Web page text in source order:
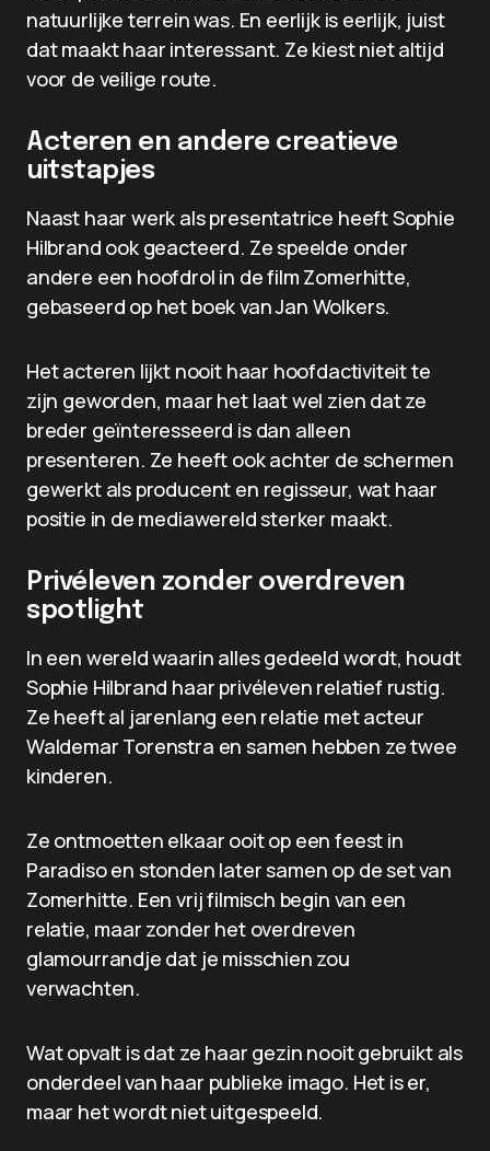
natuurlijke terrein was. En eerlijk is eerlijk, juist
dat maakt haar interessant. Ze kiest niet altijd
voor de veilige route.
Acteren en andere creatieve
uitstapjes
Naast haar werk als presentatrice heeft Sophie
Hilbrand ook geacteerd. Ze speelde onder
andere een hoofdrol in de film Zomerhitte,
gebaseerd op het boek van Jan Wolkers.
Het acteren lijkt nooit haar hoofdactiviteit te
zijn geworden, maar het laat wel zien dat ze
breder geïnteresseerd is dan alleen
presenteren. Ze heeft ook achter de schermen
gewerkt als producent en regisseur, wat haar
positie in de mediawereld sterker maakt.
Privéleven zonder overdreven
spotlight
In een wereld waarin alles gedeeld wordt, houdt
Sophie Hilbrand haar privéleven relatief rustig.
Ze heeft al jarenlang een relatie met acteur
Waldemar Torenstra en samen hebben ze twee
kinderen.
Ze ontmoetten elkaar ooit op een feest in
Paradiso en stonden later samen op de set van
Zomerhitte. Een vrij filmisch begin van een
relatie, maar zonder het overdreven
glamourrandje dat je misschien zou
verwachten.
Wat opvalt is dat ze haar gezin nooit gebruikt als
onderdeel van haar publieke imago. Het is er,
maar het wordt niet uitgespeeld.